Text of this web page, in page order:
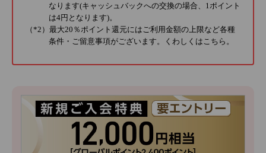
なります(キャッシュバックへの交換の場合、1ポイント
は4円となります)。
（*2）最大20％ポイント還元にはご利用金額の上限など各種
条件・ご留意事項がございます。くわしくは こちら 。